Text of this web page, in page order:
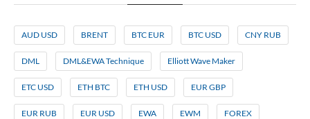
AUD USD BRENT BTC EUR BTC USD CNY RUB
DML DML&EWA Technique Elliott Wave Maker
ETC USD ETH BTC ETH USD EUR GBP
EUR RUB EUR USD EWA EWM FOREX